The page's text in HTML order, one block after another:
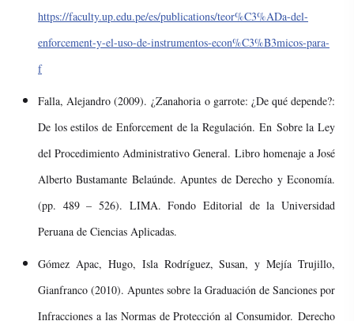
https://faculty.up.edu.pe/es/publications/teor%C3%ADa-del-
enforcement-y-el-uso-de-instrumentos-econ%C3%B3micos-para-
f
Falla, Alejandro (2009). ¿Zanahoria o garrote: ¿De qué depende?:
De los estilos de Enforcement de la Regulación. En Sobre la Ley
del Procedimiento Administrativo General. Libro homenaje a José
Alberto Bustamante Belaúnde. Apuntes de Derecho y Economía.
(pp. 489 – 526). LIMA. Fondo Editorial de la Universidad
Peruana de Ciencias Aplicadas.
Gómez Apac, Hugo, Isla Rodríguez, Susan, y Mejía Trujillo,
Gianfranco (2010). Apuntes sobre la Graduación de Sanciones por
Infracciones a las Normas de Protección al Consumidor. Derecho